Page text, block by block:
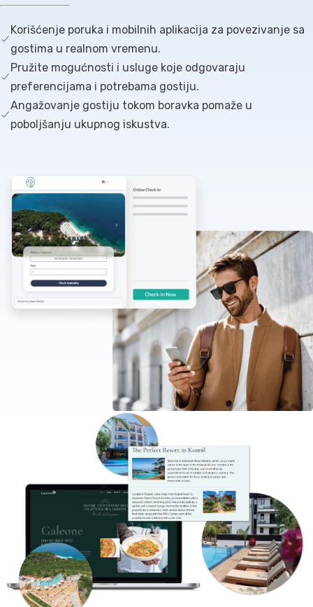
Korišćenje poruka i mobilnih aplikacija za povezivanje sa
gostima u realnom vremenu.
Pružite mogućnosti i usluge koje odgovaraju
preferencijama i potrebama gostiju.
Angažovanje gostiju tokom boravka pomaže u
poboljšanju ukupnog iskustva.